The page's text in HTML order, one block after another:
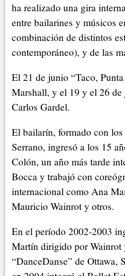
ha realizado una gira
entre bailarines y músicos
combinación de distintos
contemporáneo), y de las
El 21 de junio “Taco,
Marshall, y el 19 y el 26
Carlos Gardel.
El bailarín, formado con
Serrano, ingresó a los 15
Colón, un año más tarde
Bocca y trabajó con
internacional como Ana
Mauricio Wainrot y otros.
En el período 2002-2003
Martín dirigido por Wainrot
“DanceDanse” de Ottawa,